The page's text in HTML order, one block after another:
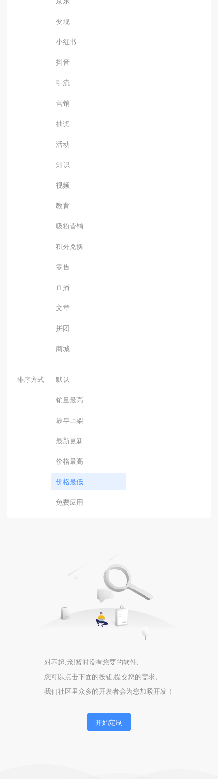
变现
小红书
抖音
引流
营销
抽奖
活动
知识
视频
教育
吸粉营销
积分兑换
零售
直播
文章
拼团
商城
排序方式 默认
销量最高
最早上架
最新更新
价格最高
价格最低
免费应用
对不起,亲!暂时没有您要的软件,
您可以点击下面的按钮,提交您的需求,
我们社区里众多的开发者会为您加紧开发！
开始定制